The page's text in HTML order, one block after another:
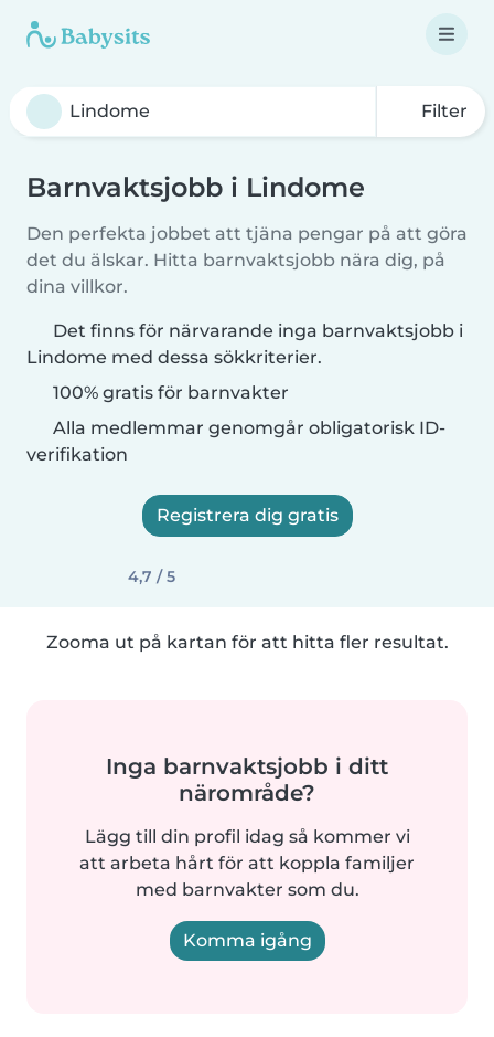
Filter
Barnvaktsjobb i Lindome
Den perfekta jobbet att tjäna pengar på att göra
det du älskar. Hitta barnvaktsjobb nära dig, på
dina villkor.
Det finns för närvarande inga barnvaktsjobb i
Lindome med dessa sökkriterier.
100% gratis för barnvakter
Alla medlemmar genomgår obligatorisk ID-
verifikation
Registrera dig gratis
4,7 / 5
Zooma ut på kartan för att hitta fler resultat.
Inga barnvaktsjobb i ditt
närområde?
Lägg till din profil idag så kommer vi
att arbeta hårt för att koppla familjer
med barnvakter som du.
Komma igång